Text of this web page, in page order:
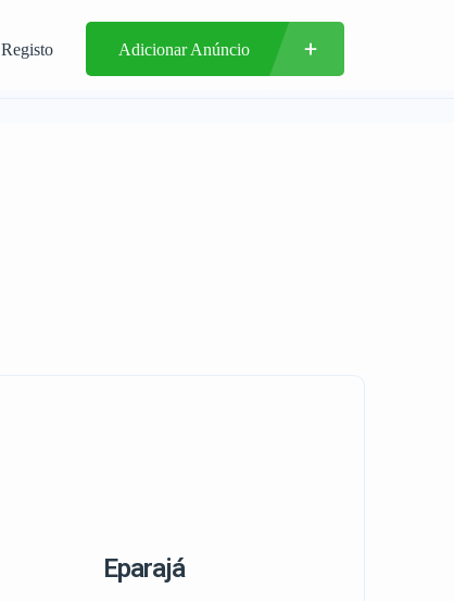
Registo Adicionar Anúncio
Eparajá